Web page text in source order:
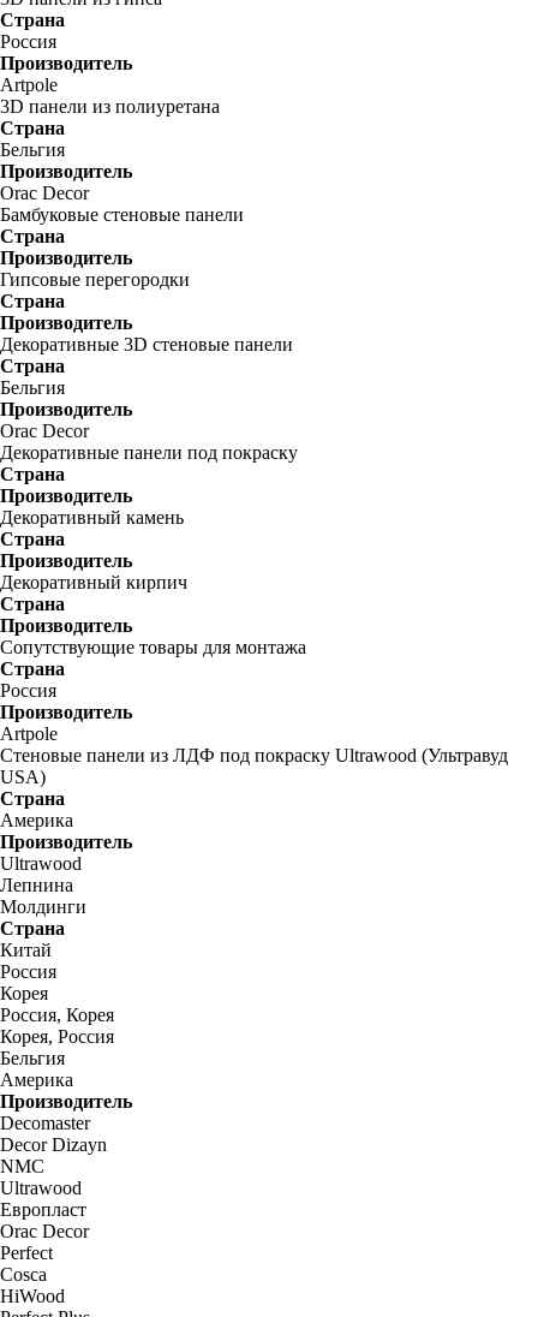
Страна
Россия
Производитель
Artpole
3D панели из полиуретана
Страна
Бельгия
Производитель
Orac Decor
Бамбуковые стеновые панели
Страна
Производитель
Гипсовые перегородки
Страна
Производитель
Декоративные 3D стеновые панели
Страна
Бельгия
Производитель
Orac Decor
Декоративные панели под покраску
Страна
Производитель
Декоративный камень
Страна
Производитель
Декоративный кирпич
Страна
Производитель
Сопутствующие товары для монтажа
Страна
Россия
Производитель
Artpole
Стеновые панели из ЛДФ под покраску Ultrawood (Ультравуд
USA)
Страна
Америка
Производитель
Ultrawood
Лепнина
Молдинги
Страна
Китай
Россия
Корея
Россия, Корея
Корея, Россия
Бельгия
Америка
Производитель
Decomaster
Decor Dizayn
NMC
Ultrawood
Европласт
Orac Decor
Perfect
Cosca
HiWood